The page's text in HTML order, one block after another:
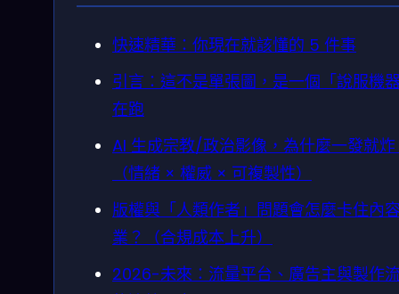
快速精華：你現在就該懂的 5 件事
引言：這不是單張圖，是一個「說服機
在跑
AI 生成宗教/政治影像，為什麼一發就
（情緒 × 權威 × 可複製性）
版權與「人類作者」問題會怎麼卡住內
業？（合規成本上升）
2026-未來：流量平台、廣告主與製作